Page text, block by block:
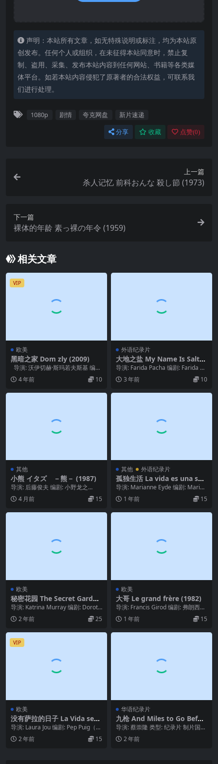
声明：本站所有文章，如无特殊说明或标注，均为本站原
创发布。任何个人或组织，在未征得本站同意时，禁止复
制、盗用、采集、发布本站内容到任何网站、书籍等各类媒
体平台。如若本站内容侵犯了原著者的合法权益，可联系我
们进行处理。
1080p 剧情 夸克网盘 新片速递
分享 收藏 点赞(0)
上一篇
杀人记忆 前科おんな 殺し節 (1973)
下一篇
裸体的年龄 素っ裸の年令 (1959)
相关文章
VIP
欧美
黑暗之家 Dom zly (2009)
导演: 沃伊切赫·斯玛若夫斯基 编
剧: 卢卡兹·考斯米基 / 沃伊...
4 年前 10
外语纪录片
大地之盐 My Name Is Salt
(2013)
导演: Farida Pacha 编剧: Farida Pa
cha 类型: 纪录...
3 年前 10
其他
小熊 イタズ －熊－ (1987)
导演: 后藤俊夫 编剧: 小野龙之
助 / 后藤俊夫 主演: 田村高广 / 樱田
淳...4 月前 15
其他 外语纪录片
孤独生活 La vida es una sol
a (1993)
导演: Marianne Eyde 编剧: Marian
ne Eyde 主演: ...
1 年前 15
欧美
秘密花园 The Secret Garden
(1975)
导演: Katrina Murray 编剧: Doroth
ea Brooking...
2 年前 25
欧美
大哥 Le grand frère (1982)
导演: Francis Girod 编剧: 弗朗西斯·
吉罗 / 米歇尔·格里索利...
1 年前 15
VIP
欧美
没有萨拉的日子 La Vida sens
e la Sara Amat (2019)
导演: Laura Jou 编剧: Pep Puig（原
著小说作者） / Cur...
2 年前 15
华语纪录片
九枪 And Miles to Go Befor
e I Sleep 2022
导演: 蔡崇隆 类型: 纪录片 制片国
家/地区: 中国台湾 语言: 汉语普通话
... 2 年前